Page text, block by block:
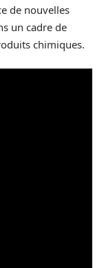
de nouvelles
un cadre de
chimiques.